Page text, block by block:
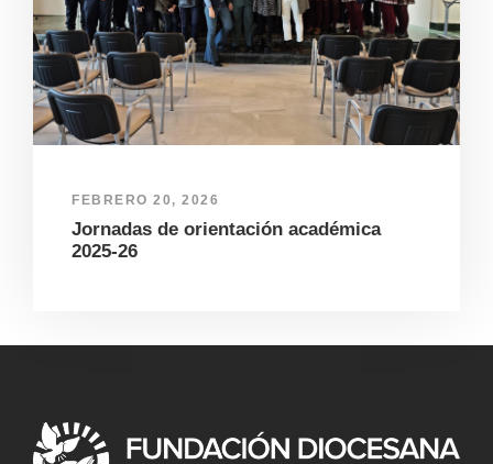
FEBRERO 20, 2026
Jornadas de orientación académica
2025-26